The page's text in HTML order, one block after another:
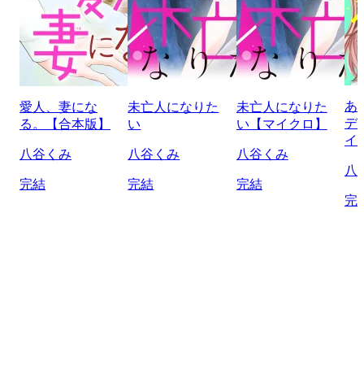
愛人、妻にな
る。【合本版】
八谷くみ
完結
未亡人になりた
い
八谷くみ
完結
未亡人になりた
い【マイクロ】
八谷くみ
完結
あ
デ
イ
八
完